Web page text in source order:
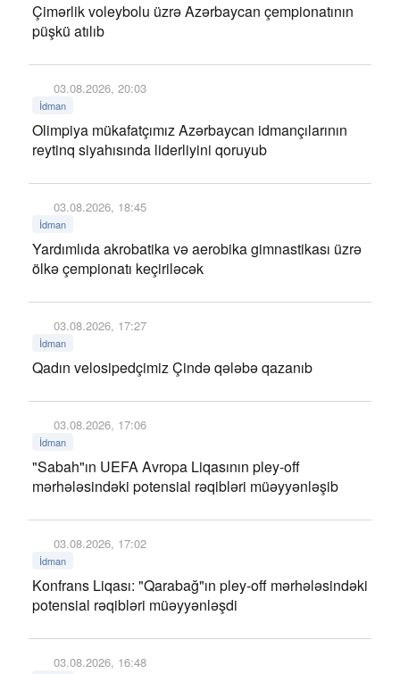
Çimərlik voleybolu üzrə Azərbaycan çempionatının
püşkü atılıb
03.08.2026, 20:03
İdman
Olimpiya mükafatçımız Azərbaycan idmançılarının
reytinq siyahısında liderliyini qoruyub
03.08.2026, 18:45
İdman
Yardımlıda akrobatika və aerobika gimnastikası üzrə
ölkə çempionatı keçiriləcək
03.08.2026, 17:27
İdman
Qadın velosipedçimiz Çində qələbə qazanıb
03.08.2026, 17:06
İdman
"Sabah"ın UEFA Avropa Liqasının pley-off
mərhələsindəki potensial rəqibləri müəyyənləşib
03.08.2026, 17:02
İdman
Konfrans Liqası: "Qarabağ"ın pley-off mərhələsindəki
potensial rəqibləri müəyyənləşdi
03.08.2026, 16:48